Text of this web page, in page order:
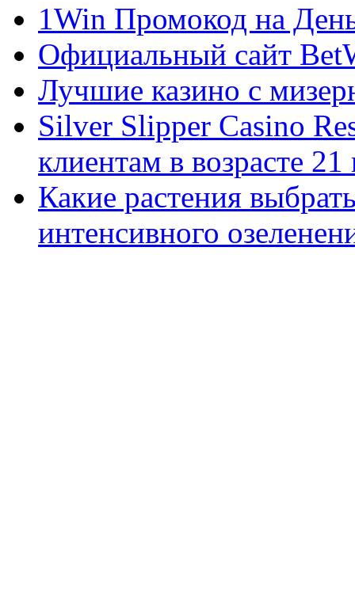
1Win Промокод на
Официальный сайт
Лучшие казино с
Silver Slipper Casino
клиентам в возрасте
Какие растения
интенсивного